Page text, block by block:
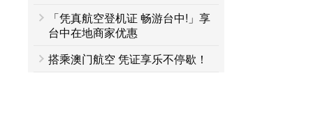
「凭真航空登机证 畅游台中!」享
台中在地商家优惠
搭乘澳门航空 凭证享乐不停歇！